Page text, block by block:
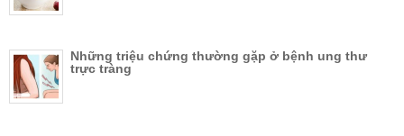
Những triệu chứng thường gặp ở bệnh ung thư
trực tràng